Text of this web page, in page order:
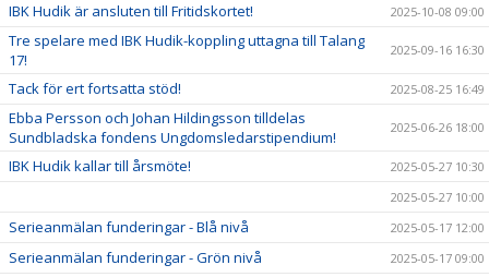
LIVESÄNDNINGAR / HIGHLIGHTS
IBK Hudik är ansluten till Fritidskortet! 2025-10-08 09:00
Tre spelare med IBK Hudik-koppling uttagna till Talang
17!
2025-09-16 16:30
Tack för ert fortsatta stöd! 2025-08-25 16:49
Ebba Persson och Johan Hildingsson tilldelas
Sundbladska fondens Ungdomsledarstipendium!
2025-06-26 18:00
IBK Hudik kallar till årsmöte!
2025-05-27 10:30
2025-05-27 10:00
Serieanmälan funderingar - Blå nivå 2025-05-17 12:00
Serieanmälan funderingar - Grön nivå 2025-05-17 09:00